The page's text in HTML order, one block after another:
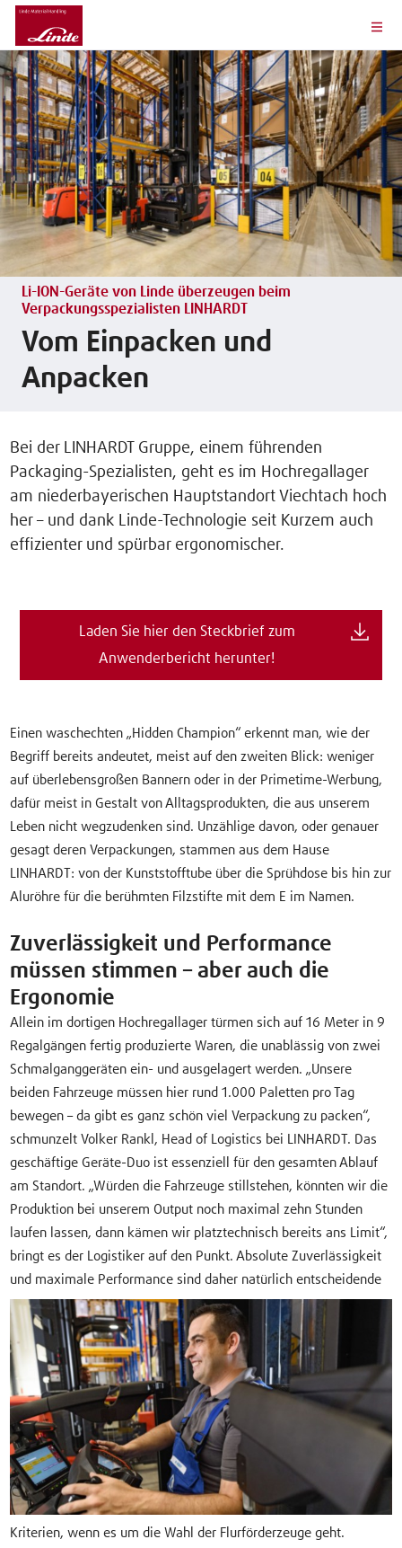
Li-ION-Geräte von Linde überzeugen beim
Verpackungsspezialisten LINHARDT
Vom Einpacken und
Anpacken
Bei der LINHARDT Gruppe, einem führenden
Packaging-Spezialisten, geht es im Hochregallager
am niederbayerischen Hauptstandort Viechtach hoch
her – und dank Linde-Technologie seit Kurzem auch
effizienter und spürbar ergonomischer.
Laden Sie hier den Steckbrief zum
Anwenderbericht herunter!
Einen waschechten „Hidden Champion“ erkennt man, wie der
Begriff bereits andeutet, meist auf den zweiten Blick: weniger
auf überlebensgroßen Bannern oder in der Primetime-Werbung,
dafür meist in Gestalt von Alltagsprodukten, die aus unserem
Leben nicht wegzudenken sind. Unzählige davon, oder genauer
gesagt deren Verpackungen, stammen aus dem Hause
LINHARDT: von der Kunststofftube über die Sprühdose bis hin zur
Aluröhre für die berühmten Filzstifte mit dem E im Namen.
Zuverlässigkeit und Performance
müssen stimmen – aber auch die
Ergonomie
Allein im dortigen Hochregallager türmen sich auf 16 Meter in 9
Regalgängen fertig produzierte Waren, die unablässig von zwei
Schmalganggeräten ein- und ausgelagert werden. „Unsere
beiden Fahrzeuge müssen hier rund 1.000 Paletten pro Tag
bewegen – da gibt es ganz schön viel Verpackung zu packen“,
schmunzelt Volker Rankl, Head of Logistics bei LINHARDT. Das
geschäftige Geräte-Duo ist essenziell für den gesamten Ablauf
am Standort. „Würden die Fahrzeuge stillstehen, könnten wir die
Produktion bei unserem Output noch maximal zehn Stunden
laufen lassen, dann kämen wir platztechnisch bereits ans Limit“,
bringt es der Logistiker auf den Punkt. Absolute Zuverlässigkeit
und maximale Performance sind daher natürlich entscheidende
Kriterien, wenn es um die Wahl der Flurförderzeuge geht.